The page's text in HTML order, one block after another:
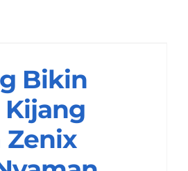
Semarang
Bikin
Kijang
Zenix